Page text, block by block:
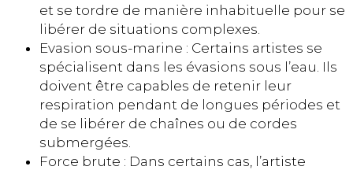
et se tordre de manière inhabituelle pour se
libérer de situations complexes.
Evasion sous-marine : Certains artistes se
spécialisent dans les évasions sous l’eau. Ils
doivent être capables de retenir leur
respiration pendant de longues périodes et
de se libérer de chaînes ou de cordes
submergées.
Force brute : Dans certains cas, l’artiste